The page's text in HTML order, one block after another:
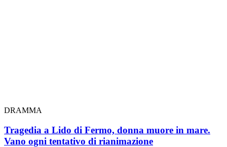
DRAMMA
Tragedia a Lido di Fermo, donna muore in mare.
Vano ogni tentativo di rianimazione